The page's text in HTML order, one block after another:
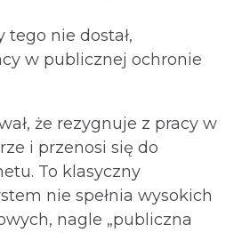
tego nie dostał,
w publicznej ochronie
że rezygnuje z pracy w
i przenosi się do
To klasyczny
nie spełnia wysokich
nagle „publiczna